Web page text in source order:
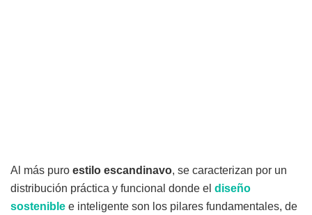
Al más puro estilo escandinavo, se caracterizan por un
distribución práctica y funcional donde el diseño
sostenible e inteligente son los pilares fundamentales, de